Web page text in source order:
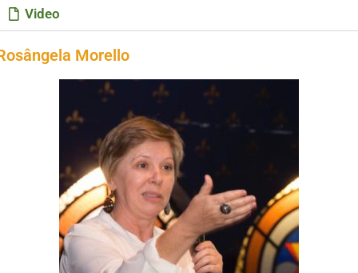
Video
Morello